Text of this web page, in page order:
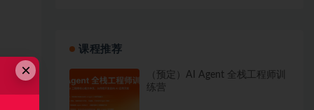
课程推荐
（预定）AI Agent 全栈工程师训
练营
×